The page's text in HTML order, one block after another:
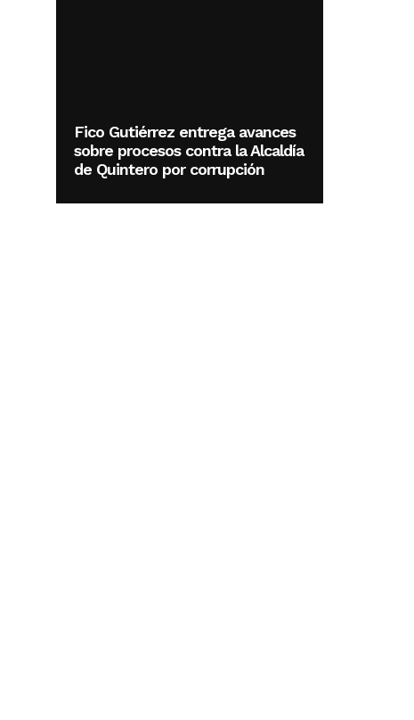
Fico Gutiérrez entrega avances
sobre procesos contra la Alcaldía
de Quintero por corrupción